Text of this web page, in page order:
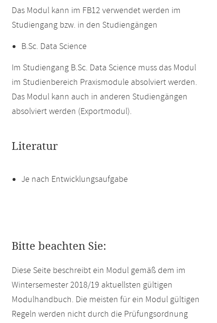
Das Modul kann im FB12 verwendet werden im
Studiengang bzw. in den Studiengängen
B.Sc. Data Science
Im Studiengang B.Sc. Data Science muss das Modul
im Studienbereich Praxismodule absolviert werden.
Das Modul kann auch in anderen Studiengängen
absolviert werden (Exportmodul).
Literatur
Je nach Entwicklungsaufgabe
Bitte beachten Sie:
Diese Seite beschreibt ein Modul gemäß dem im
Wintersemester 2018/19 aktuellsten gültigen
Modulhandbuch. Die meisten für ein Modul gültigen
Regeln werden nicht durch die Prüfungsordnung